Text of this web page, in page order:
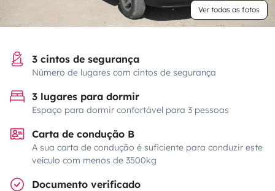
Ver todas as fotos
3 cintos de segurança
Número de lugares com cintos de segurança
3 lugares para dormir
Espaço para dormir confortável para 3 pessoas
Carta de condução B
A sua carta de condução é suficiente para conduzir este
veículo com menos de 3500kg
Documento verificado